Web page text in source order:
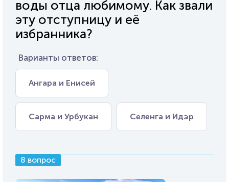
воды отца любимому. Как звали
эту отступницу и её
избранника?
Варианты ответов:
Ангара и Енисей
Сарма и Урбукан Селенга и Идэр
8 вопрос